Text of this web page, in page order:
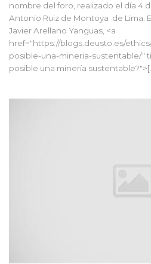
nombre del foro, realizado el día 4
Antonio Ruiz de Montoya de Lima.
Javier Arellano Yanguas, <a
href="https://blogs.deusto.es/
posible-una-mineria-sustentable/"
posible una minería